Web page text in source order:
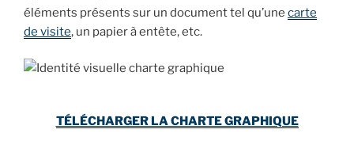
éléments présents sur un document tel qu’une carte
de visite, un papier à entête, etc.
TÉLÉCHARGER LA CHARTE GRAPHIQUE